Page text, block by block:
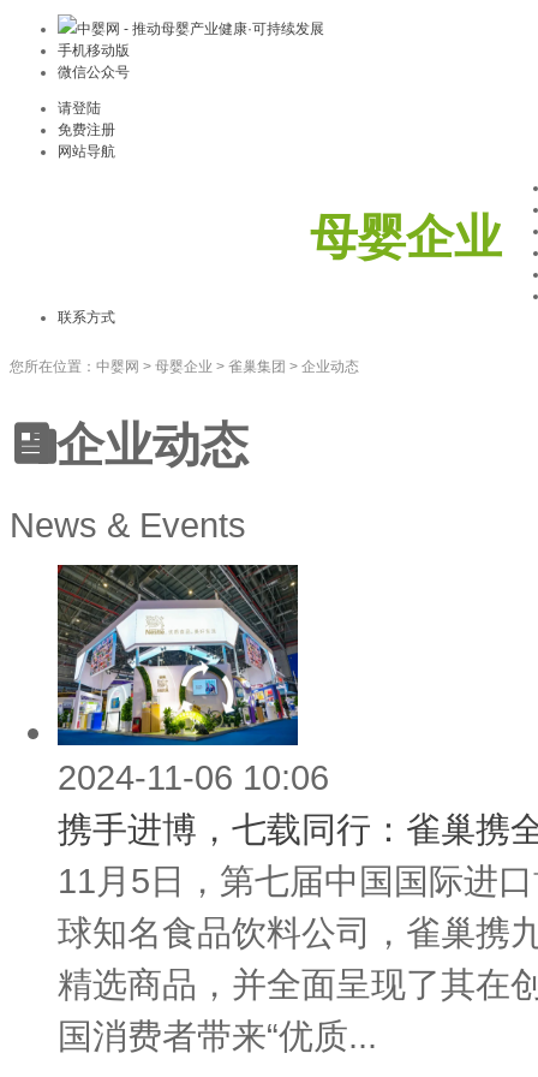
中婴网 - 推动母婴产业健康·可持续发展
手机移动版
微信公众号
请登陆
免费注册
网站导航
母婴企业
联系方式
您所在位置： 中婴网 > 母婴企业 > 雀巢集团 > 企业动态
企业动态
News & Events
2024-11-06 10:06
携手进博，七载同行：雀巢携
11月5日，第七届中国国际进
球知名食品饮料公司，雀巢携
精选商品，并全面呈现了其在
国消费者带来“优质...